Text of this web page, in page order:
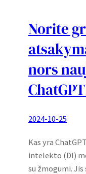
Norite
nors
2024-10-25
Kas yra
intelekto (DI)
su žmogumi.